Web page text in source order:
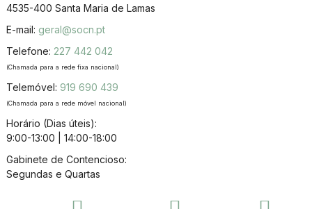
4535-400 Santa Maria de Lamas
E-mail: geral@socn.pt
Telefone: 227 442 042
(Chamada para a rede fixa nacional)
Telemóvel: 919 690 439
(Chamada para a rede móvel nacional)
Horário (Dias úteis):
9:00-13:00 | 14:00-18:00
Gabinete de Contencioso:
Segundas e Quartas